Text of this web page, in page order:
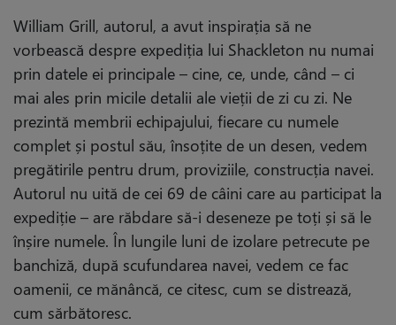
William Grill, autorul, a avut inspirația să ne
vorbească despre expediția lui Shackleton nu numai
prin datele ei principale – cine, ce, unde, când – ci
mai ales prin micile detalii ale vieții de zi cu zi. Ne
prezintă membrii echipajului, fiecare cu numele
complet și postul său, însoțite de un desen, vedem
pregătirile pentru drum, proviziile, construcția navei.
Autorul nu uită de cei 69 de câini care au participat la
expediție – are răbdare să-i deseneze pe toți și să le
înșire numele. În lungile luni de izolare petrecute pe
banchiză, după scufundarea navei, vedem ce fac
oamenii, ce mănâncă, ce citesc, cum se distrează,
cum sărbătoresc.